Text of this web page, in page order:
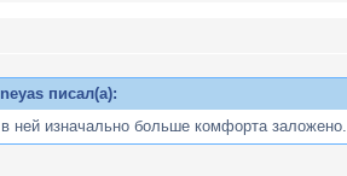
neyas писал(а):
в ней изначально больше комфорта заложено.